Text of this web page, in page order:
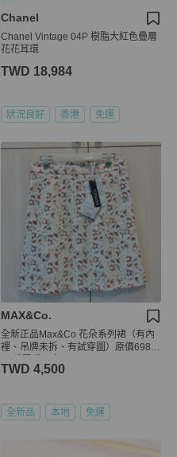
Chanel
Chanel Vintage 04P 樹脂大紅色疊層
花花耳環
TWD 18,984
狀況良好 香港 免運
MAX&Co.
全新正品Max&Co 花朵系列裙（有內
裡、吊牌未拆、有試穿圖）原價6980
TWD 4,500
全新品 本地 免運